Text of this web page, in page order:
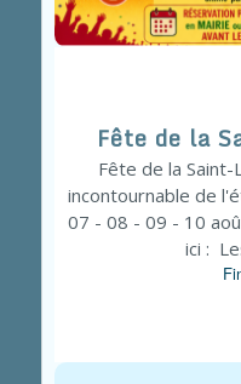
Fête de la
Fête de la
incontournable de
07 - 08 - 09 - 10
ici :